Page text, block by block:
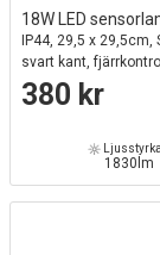
18W LED
IP44, 29,5 x 29,5cm,
svart kant,
inkl. ljuskälla
380 kr
Ljusstyrka
1830lm